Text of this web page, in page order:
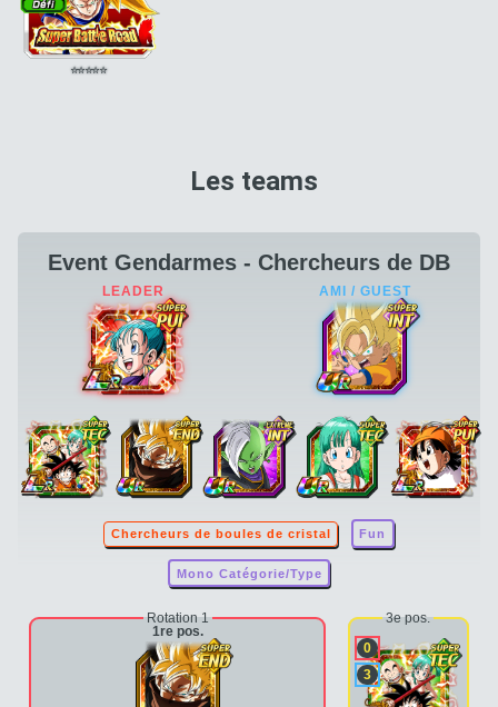
⭐⭐⭐⭐⭐
Les teams
Event Gendarmes - Chercheurs de DB
Chercheurs de boules de cristal Fun
Mono Catégorie/Type
Rotation 1
1re pos.
3e pos.
0
3